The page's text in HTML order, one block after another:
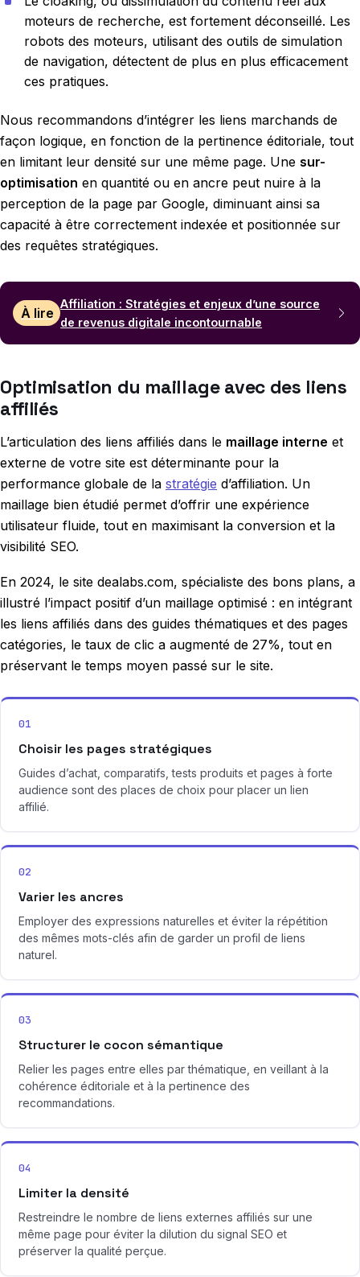
moteurs de recherche, est fortement déconseillé. Les
robots des moteurs, utilisant des outils de simulation
de navigation, détectent de plus en plus efficacement
ces pratiques.
Nous recommandons d’intégrer les liens marchands de
façon logique, en fonction de la pertinence éditoriale, tout
en limitant leur densité sur une même page. Une sur-
optimisation en quantité ou en ancre peut nuire à la
perception de la page par Google, diminuant ainsi sa
capacité à être correctement indexée et positionnée sur
des requêtes stratégiques.
À lire
Affiliation : Stratégies et enjeux d’une source
de revenus digitale incontournable
Optimisation du maillage avec des liens
affiliés
L’articulation des liens affiliés dans le maillage interne et
externe de votre site est déterminante pour la
performance globale de la stratégie d’affiliation. Un
maillage bien étudié permet d’offrir une expérience
utilisateur fluide, tout en maximisant la conversion et la
visibilité SEO.
En 2024, le site dealabs.com, spécialiste des bons plans, a
illustré l’impact positif d’un maillage optimisé : en intégrant
les liens affiliés dans des guides thématiques et des pages
catégories, le taux de clic a augmenté de 27%, tout en
préservant le temps moyen passé sur le site.
01
Choisir les pages stratégiques
Guides d’achat, comparatifs, tests produits et pages à forte
audience sont des places de choix pour placer un lien
affilié.
02
Varier les ancres
Employer des expressions naturelles et éviter la répétition
des mêmes mots-clés afin de garder un profil de liens
naturel.
03
Structurer le cocon sémantique
Relier les pages entre elles par thématique, en veillant à la
cohérence éditoriale et à la pertinence des
recommandations.
04
Limiter la densité
Restreindre le nombre de liens externes affiliés sur une
même page pour éviter la dilution du signal SEO et
préserver la qualité perçue.